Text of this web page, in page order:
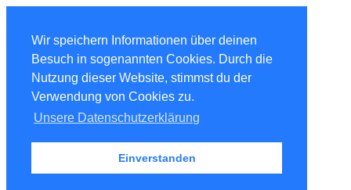
Wir speichern Informationen über deinen
Besuch in sogenannten Cookies. Durch die
Nutzung dieser Website, stimmst du der
Verwendung von Cookies zu.
Unsere Datenschutzerklärung
Einverstanden